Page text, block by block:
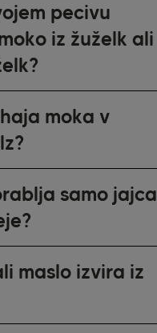
pecivu
iz žuželk ali
moka v
samo jajca
maslo izvira iz